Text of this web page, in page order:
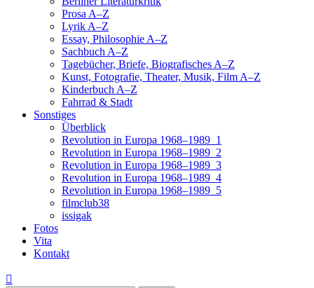
Prosa A–Z
Lyrik A–Z
Essay, Philosophie A–Z
Sachbuch A–Z
Tagebücher, Briefe, Biografisches A–Z
Kunst, Fotografie, Theater, Musik, Film A–Z
Kinderbuch A–Z
Fahrrad & Stadt
Sonstiges
Überblick
Revolution in Europa 1968–1989_1
Revolution in Europa 1968–1989_2
Revolution in Europa 1968–1989_3
Revolution in Europa 1968–1989_4
Revolution in Europa 1968–1989_5
filmclub38
issigak
Fotos
Vita
Kontakt
